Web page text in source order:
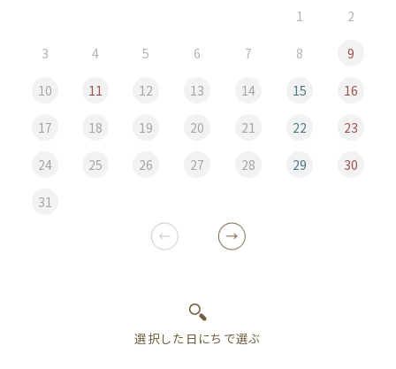
1 2
3 4 5 6 7 8 9
10 11 12 13 14 15 16
17 18 19 20 21 22 23
24 25 26 27 28 29 30
31